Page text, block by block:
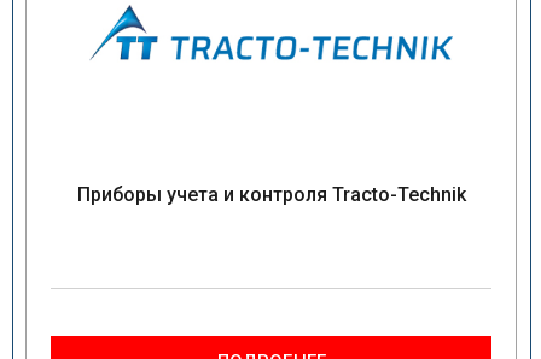
Приборы учета и контроля Tracto-Technik